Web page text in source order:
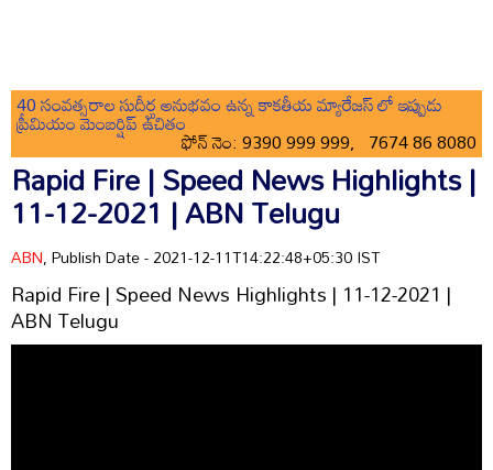
40 సంవత్సరాల సుదీర్ఘ అనుభవం ఉన్న కాకతీయ మ్యారేజస్ లో ఇప్పుడు
ప్రీమియం మెంబర్షిప్ ఉచితం
ఫోన్ నెం: 9390 999 999, 7674 86 8080
Rapid Fire | Speed News Highlights |
11-12-2021 | ABN Telugu
ABN, Publish Date - 2021-12-11T14:22:48+05:30 IST
Rapid Fire | Speed News Highlights | 11-12-2021 |
ABN Telugu